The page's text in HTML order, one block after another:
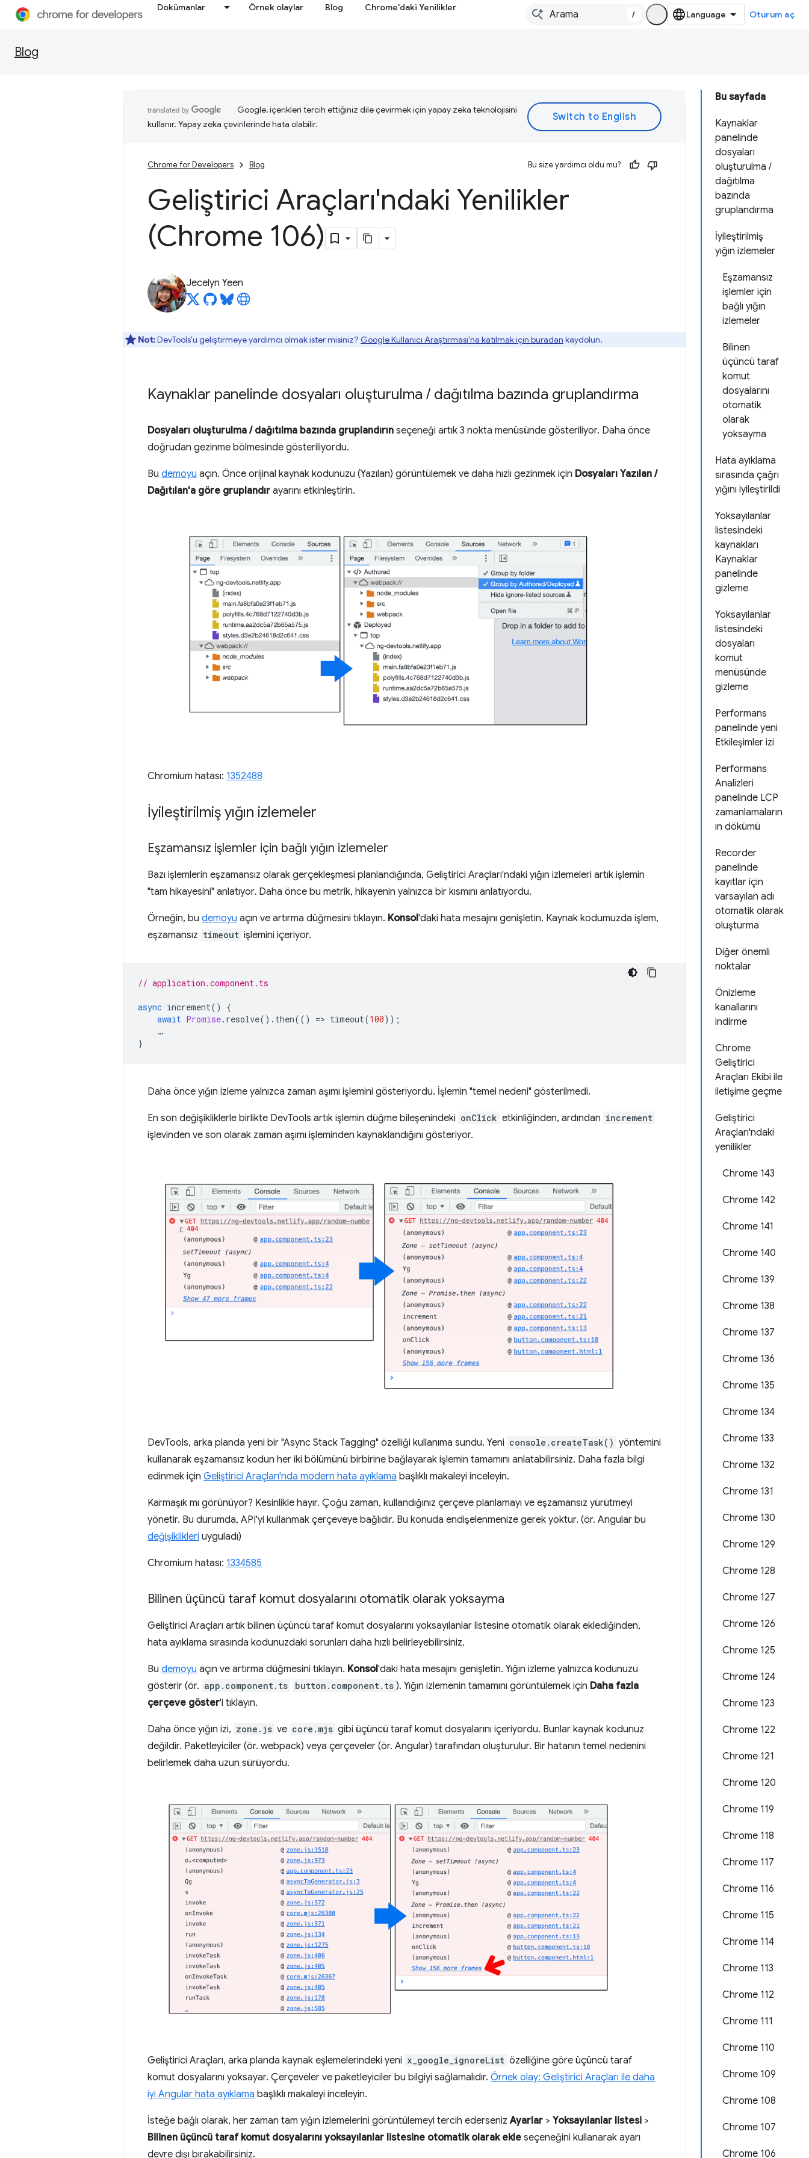
Dokümanlar Örnek olaylar Blog Chrome'daki Yenilikler
/ Oturum aç
Blog
Bu sayfada
Kaynaklar
panelinde
dosyaları
oluşturulma /
dağıtılma
bazında
gruplandırma
İyileştirilmiş
yığın izlemeler
Eşzamansız
işlemler için
bağlı yığın
izlemeler
Bilinen
üçüncü taraf
komut
dosyalarını
otomatik
olarak
yoksayma
Hata ayıklama
sırasında çağrı
yığını iyileştirildi
Yoksayılanlar
listesindeki
kaynakları
Kaynaklar
panelinde
gizleme
Yoksayılanlar
listesindeki
dosyaları
komut
menüsünde
gizleme
Performans
panelinde yeni
Etkileşimler izi
Performans
Analizleri
panelinde LCP
zamanlamaların
ın dökümü
Recorder
panelinde
kayıtlar için
varsayılan adı
otomatik olarak
oluşturma
Diğer önemli
noktalar
Önizleme
kanallarını
indirme
Chrome
Geliştirici
Araçları Ekibi ile
iletişime geçme
Geliştirici
Araçları'ndaki
yenilikler
Chrome 143
Chrome 142
Chrome 141
Chrome 140
Chrome 139
Chrome 138
Chrome 137
Chrome 136
Chrome 135
Chrome 134
Chrome 133
Chrome 132
Chrome 131
Chrome 130
Chrome 129
Chrome 128
Chrome 127
Chrome 126
Chrome 125
Chrome 124
Chrome 123
Chrome 122
Chrome 121
Chrome 120
Chrome 119
Chrome 118
Chrome 117
Chrome 116
Chrome 115
Chrome 114
Chrome 113
Chrome 112
Chrome 111
Chrome 110
Chrome 109
Chrome 108
Chrome 107
Chrome 106
Google, içerikleri tercih ettiğiniz dile çevirmek için yapay zeka teknolojisini
kullanır. Yapay zeka çevirilerinde hata olabilir.
Chrome for Developers Blog Bu size yardımcı oldu mu?
Geliştirici Araçları'ndaki Yenilikler
(Chrome 106)
Jecelyn Yeen
Not:DevTools'u geliştirmeye yardımcı olmak ister misiniz? Google Kullanıcı Araştırması'na katılmak için buradan kaydolun.
Kaynaklar panelinde dosyaları oluşturulma / dağıtılma bazında gruplandırma
Dosyaları oluşturulma / dağıtılma bazında gruplandırın seçeneği artık 3 nokta menüsünde gösteriliyor. Daha önce
doğrudan gezinme bölmesinde gösteriliyordu.
Bu demoyu açın. Önce orijinal kaynak kodunuzu (Yazılan) görüntülemek ve daha hızlı gezinmek için Dosyaları Yazılan /
Dağıtılan'a göre gruplandır ayarını etkinleştirin.
Chromium hatası: 1352488
İyileştirilmiş yığın izlemeler
Eşzamansız işlemler için bağlı yığın izlemeler
Bazı işlemlerin eşzamansız olarak gerçekleşmesi planlandığında, Geliştirici Araçları'ndaki yığın izlemeleri artık işlemin
"tam hikayesini" anlatıyor. Daha önce bu metrik, hikayenin yalnızca bir kısmını anlatıyordu.
Örneğin, bu demoyu açın ve artırma düğmesini tıklayın. Konsol'daki hata mesajını genişletin. Kaynak kodumuzda işlem,
eşzamansız timeout işlemini içeriyor.
// application.component.ts
async increment()
{
await Promise. resolve(). then(() => timeout(100));
…
}
Daha önce yığın izleme yalnızca zaman aşımı işlemini gösteriyordu. İşlemin "temel nedeni" gösterilmedi.
En son değişikliklerle birlikte DevTools artık işlemin düğme bileşenindeki onClick etkinliğinden, ardından increment
işlevinden ve son olarak zaman aşımı işleminden kaynaklandığını gösteriyor.
DevTools, arka planda yeni bir "Async Stack Tagging" özelliği kullanıma sundu. Yeni console.createTask() yöntemini
kullanarak eşzamansız kodun her iki bölümünü birbirine bağlayarak işlemin tamamını anlatabilirsiniz. Daha fazla bilgi
edinmek için Geliştirici Araçları'nda modern hata ayıklama başlıklı makaleyi inceleyin.
Karmaşık mı görünüyor? Kesinlikle hayır. Çoğu zaman, kullandığınız çerçeve planlamayı ve eşzamansız yürütmeyi
yönetir. Bu durumda, API'yi kullanmak çerçeveye bağlıdır. Bu konuda endişelenmenize gerek yoktur. (ör. Angular bu
değişiklikleri uyguladı)
Chromium hatası: 1334585
Bilinen üçüncü taraf komut dosyalarını otomatik olarak yoksayma
Geliştirici Araçları artık bilinen üçüncü taraf komut dosyalarını yoksayılanlar listesine otomatik olarak eklediğinden,
hata ayıklama sırasında kodunuzdaki sorunları daha hızlı belirleyebilirsiniz.
Bu demoyu açın ve artırma düğmesini tıklayın. Konsol'daki hata mesajını genişletin. Yığın izleme yalnızca kodunuzu
gösterir (ör. app.component.ts button.component.ts ). Yığın izlemenin tamamını görüntülemek için Daha fazla
çerçeve göster'i tıklayın.
Daha önce yığın izi, zone.js ve core.mjs gibi üçüncü taraf komut dosyalarını içeriyordu. Bunlar kaynak kodunuz
değildir. Paketleyiciler (ör. webpack) veya çerçeveler (ör. Angular) tarafından oluşturulur. Bir hatanın temel nedenini
belirlemek daha uzun sürüyordu.
Geliştirici Araçları, arka planda kaynak eşlemelerindeki yeni x_google_ignoreList özelliğine göre üçüncü taraf
komut dosyalarını yoksayar. Çerçeveler ve paketleyiciler bu bilgiyi sağlamalıdır. Örnek olay: Geliştirici Araçları ile daha
iyi Angular hata ayıklama başlıklı makaleyi inceleyin.
İsteğe bağlı olarak, her zaman tam yığın izlemelerini görüntülemeyi tercih edersenizAyarlar > Yoksayılanlar listesi >
Bilinen üçüncü taraf komut dosyalarını yoksayılanlar listesine otomatik olarak ekle seçeneğini kullanarak ayarı
devre dışı bırakabilirsiniz.